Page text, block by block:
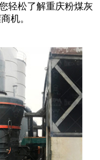
轻松了解重庆粉煤灰
机。